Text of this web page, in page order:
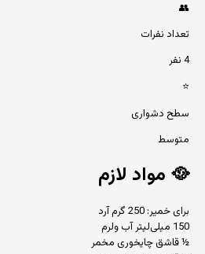
👥
تعداد نفرات
4 نفر
⭐
سطح دشواری
متوسط
🥘 مواد لازم
برای خمیر: 250 گرم آرد
150 میلی‌لیتر آب ولرم
½ قاشق چایخوری مخمر